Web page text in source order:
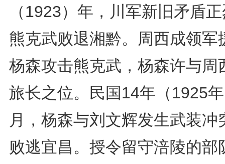
（1923）年，川军新旧矛盾
熊克武败退湘黔。周西成领军
杨森攻击熊克武，杨森许与周
旅长之位。民国14年（1925
月，杨森与刘文辉发生武装冲
败逃宜昌。授令留守涪陵的部